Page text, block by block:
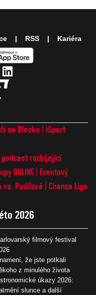
na Blesku
iSport
rozbíjející
ONLINE
Eventový
vs. Pudilová
Chance Liga
2026
filmový festival
že jste potkali
z minulého života
úkazy 2026:
slunce a další
RSS Kariéra